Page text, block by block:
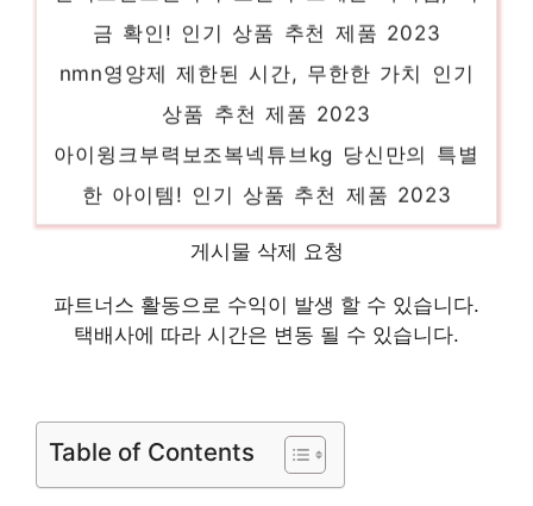
금 확인! 인기 상품 추천 제품 2023
nmn영양제 제한된 시간, 무한한 가치 인기
상품 추천 제품 2023
아이윙크부력보조복넥튜브kg 당신만의 특별
한 아이템! 인기 상품 추천 제품 2023
언더아머러쉬 혜택 가득, 지금 바로 적용! 인
기 상품 추천 제품 2023
가벼운헤드셋 일상에 빛을 더하는 최고의 아
이템 인기 상품 추천 제품 2023
선택 인기 상품 추천 제품 2023
게시물 삭제 요청
파트너스 활동으로 수익이 발생 할 수 있습니다.
택배사에 따라 시간은 변동 될 수 있습니다.
Table of Contents